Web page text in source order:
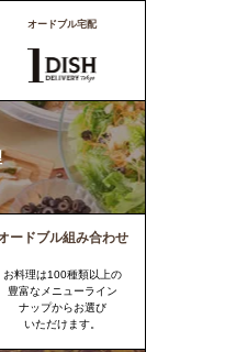
オードブル宅配
ードブル組み合わせ
お料理は100種類以上の
豊富なメニューライン
ナップからお選び
いただけます。